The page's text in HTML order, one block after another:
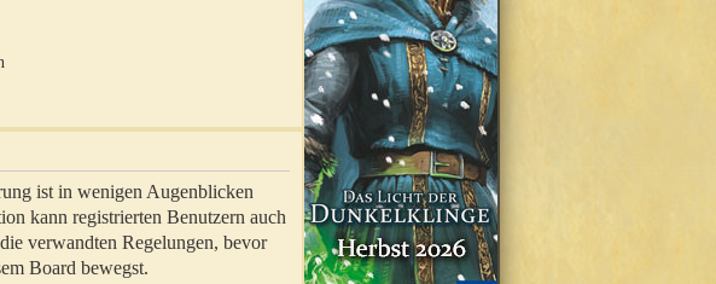
ist in wenigen Augenblicken
kann registrierten Benutzern auch
verwandten Regelungen, bevor
Board bewegst.